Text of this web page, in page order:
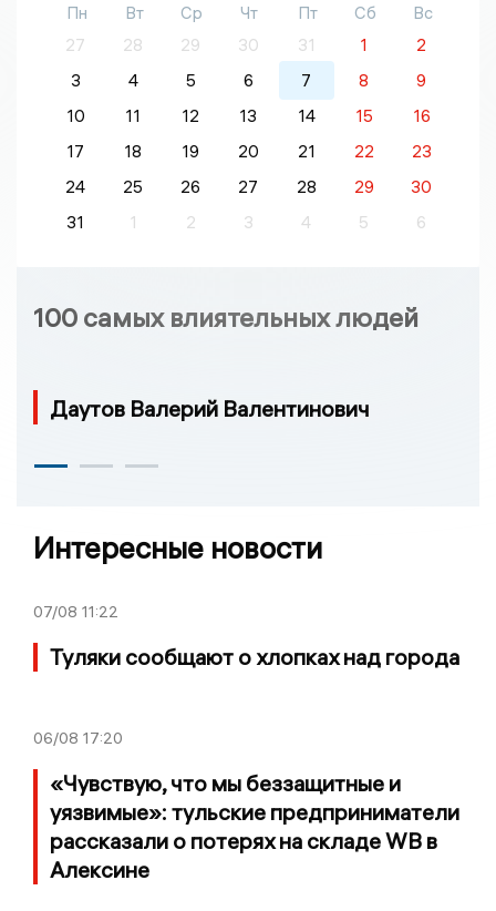
Пн Вт Ср Чт Пт Сб
Вс
27
28 29 30 31 1
2
3
4 5 6 7 8
9
10
11 12 13 14 15
16
17
18 19 20 21 22
23
24
25 26 27 28 29
30
31
1 2 3 4 5 6
100 самых влиятельных людей
Даутов Валерий Валентинович
Интересные новости
07/08 11:22
Туляки сообщают о хлопках над города
06/08 17:20
«Чувствую, что мы беззащитные и
уязвимые»: тульские предприниматели
рассказали о потерях на складе WB в
Алексине